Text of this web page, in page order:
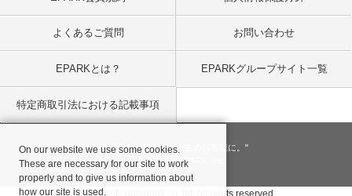
よくあるご質問 お問い合わせ
EPARKとは？ EPARKグループサイト一覧
特定商取引法における記載事項
"一回のお客様を、一生のお客様に。"
© 2001- 2026 EPARK, Inc.
On our website we use some cookies.
These are necessary for our site to work
properly and to give us information about
how our site is used.